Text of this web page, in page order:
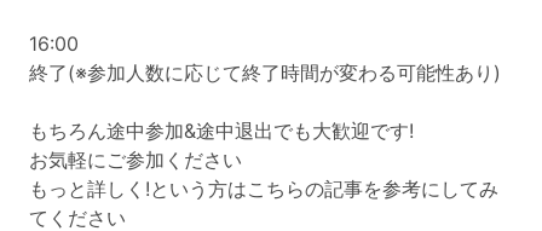
16:00
終了(※参加人数に応じて終了時間が変わる可能性あり)
もちろん途中参加&途中退出でも大歓迎です!
お気軽にご参加ください
もっと詳しく!という方はこちらの記事を参考にしてみ
てください